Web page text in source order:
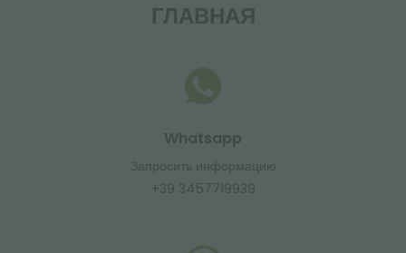
ГЛАВНАЯ
Whatsapp
Запросить информацию
+39 3457719939